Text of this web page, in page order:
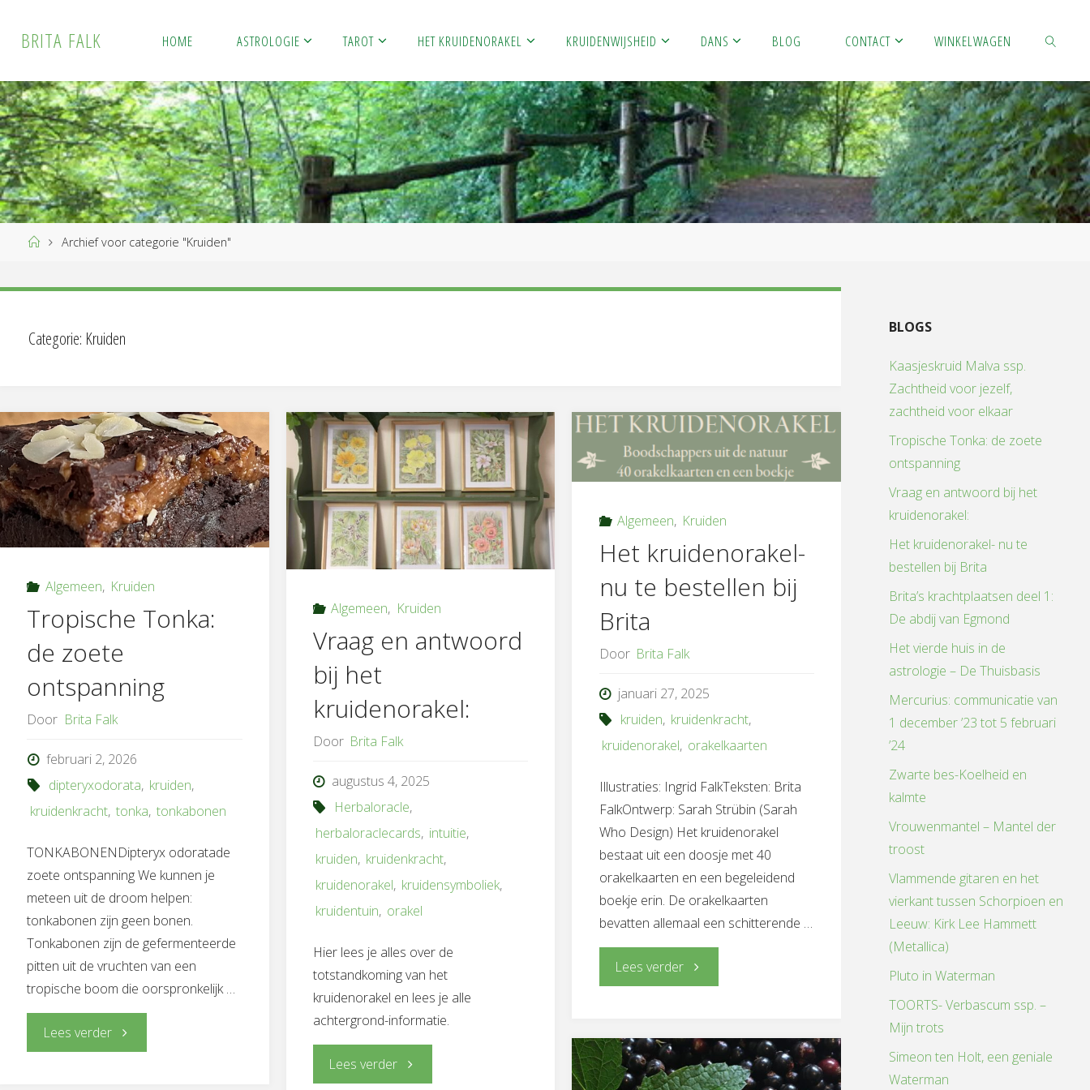
naar
inhoud
BRITA FALK HOME ASTROLOGIE TAROT HET KRUIDENORAKEL KRUIDENWIJSHEID DANS BLOG CONTACT WINKELWAGEN
ZOEKEN
HomeArchief voor categorie "Kruiden"
Categorie: Kruiden
Algemeen, Kruiden
Tropische Tonka:
de zoete
ontspanning
Door Brita Falk
februari 2, 2026
dipteryxodorata, kruiden,
kruidenkracht, tonka, tonkabonen
TONKABONENDipteryx odoratade
zoete ontspanning We kunnen je
meteen uit de droom helpen:
tonkabonen zijn geen bonen.
Tonkabonen zijn de gefermenteerde
pitten uit de vruchten van een
tropische boom die oorspronkelijk …
Lees verder"Tropische
Algemeen, Kruiden
Vraag en antwoord
bij het
kruidenorakel:
Door Brita Falk
augustus 4, 2025
Herbaloracle,
herbaloraclecards, intuitie,
kruiden, kruidenkracht,
kruidenorakel, kruidensymboliek,
kruidentuin, orakel
Hier lees je alles over de
totstandkoming van het
kruidenorakel en lees je alle
achtergrond-informatie.
Lees verder"Vraag
Algemeen, Kruiden
Het kruidenorakel-
nu te bestellen bij
Brita
Door Brita Falk
januari 27, 2025
kruiden, kruidenkracht,
kruidenorakel, orakelkaarten
Illustraties: Ingrid FalkTeksten: Brita
FalkOntwerp: Sarah Strübin (Sarah
Who Design) Het kruidenorakel
bestaat uit een doosje met 40
orakelkaarten en een begeleidend
boekje erin. De orakelkaarten
bevatten allemaal een schitterende …
Lees verder"Het
nu
te
BLOGS
Kaasjeskruid Malva ssp.
Zachtheid voor jezelf,
zachtheid voor elkaar
Tropische Tonka: de zoete
ontspanning
Vraag en antwoord bij het
kruidenorakel:
Het kruidenorakel- nu te
bestellen bij Brita
Brita’s krachtplaatsen deel 1:
De abdij van Egmond
Het vierde huis in de
astrologie – De Thuisbasis
Mercurius: communicatie van
1 december ’23 tot 5 februari
’24
Zwarte bes-Koelheid en
kalmte
Vrouwenmantel – Mantel der
troost
Vlammende gitaren en het
vierkant tussen Schorpioen en
Leeuw: Kirk Lee Hammett
(Metallica)
Pluto in Waterman
TOORTS- Verbascum ssp. –
Mijn trots
Simeon ten Holt, een geniale
Waterman